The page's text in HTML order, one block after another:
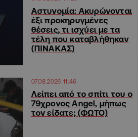
Αστυνομία: Ακυρώνονται
έξι προκηρυγμένες
θέσεις, τι ισχύει με τα
τέλη που καταβλήθηκαν
(ΠΙΝΑΚΑΣ)
07.08.2026 11:46
Λείπει από το σπίτι του ο
79χρονος Angel, μήπως
τον είδατε; (ΦΩΤΟ)